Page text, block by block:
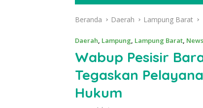
a
a
Beranda Daerah Lampung Barat
Daerah Lampung Lampung Barat News
Wabup Pesisir
Tegaskan
Hukum